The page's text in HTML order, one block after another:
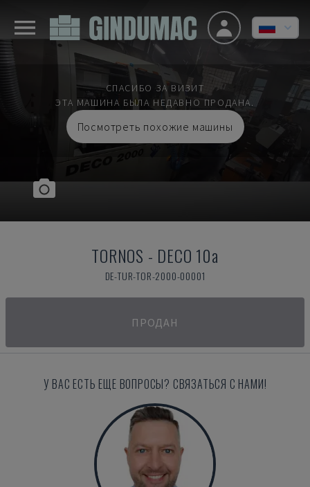
СПАСИБО ЗА ВИЗИТ
ЭТА МАШИНА БЫЛА НЕДАВНО ПРОДАНА.
Посмотреть похожие машины
TORNOS - DECO 10a
DE-TUR-TOR-2000-00001
ПРОДАН
У ВАС ЕСТЬ ЕЩЕ ВОПРОСЫ? СВЯЗАТЬСЯ С НАМИ!